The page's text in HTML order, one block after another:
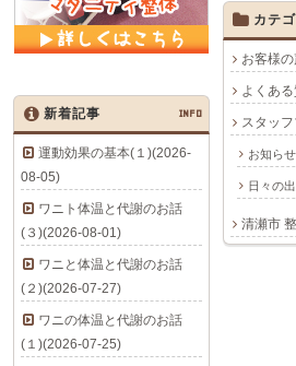
カテ
お客様
よくあ
スタッ
お知らせ
日々の
清瀬市
新着記事 INFO
運動効果の基本(１)(2026-
08-05)
ワニト体温と代謝のお話
(３)(2026-08-01)
ワニと体温と代謝のお話
(２)(2026-07-27)
ワニの体温と代謝のお話
(１)(2026-07-25)